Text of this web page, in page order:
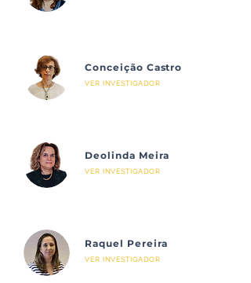
Conceição Castro
VER INVESTIGADOR
Deolinda Meira
VER INVESTIGADOR
Raquel Pereira
VER INVESTIGADOR